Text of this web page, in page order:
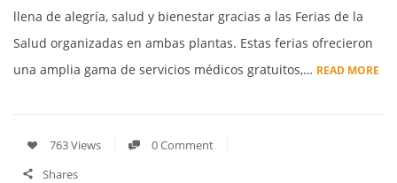
llena de alegría, salud y bienestar gracias a las Ferias de la
Salud organizadas en ambas plantas. Estas ferias ofrecieron
una amplia gama de servicios médicos gratuitos,… READ MORE
763 Views
0 Comment
Shares